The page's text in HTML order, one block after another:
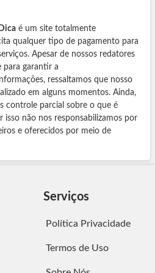
é um site totalmente
qualquer tipo de pagamento para
Apesar de nossos redatores
para garantir a
ressaltamos que nosso
em alguns momentos. Ainda,
controle parcial sobre o que é
isso não nos responsabilizamos por
e oferecidos por meio de
Serviços
Política Privacidade
Termos de Uso